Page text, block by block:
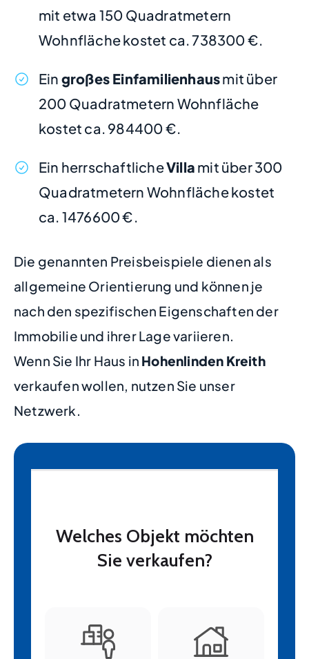
mit etwa 150 Quadratmetern
Wohnfläche kostet ca. 738300 €.
Ein großes Einfamilienhausmit über
200 Quadratmetern Wohnfläche
kostet ca. 984400 €.
Ein herrschaftlicheVilla mit über 300
Quadratmetern Wohnfläche kostet
ca. 1476600 €.
Die genannten Preisbeispiele dienen als
allgemeine Orientierung und können je
nach den spezifischen Eigenschaften der
Immobilie und ihrer Lage variieren.
Wenn Sie Ihr Haus in Hohenlinden Kreith
verkaufen wollen, nutzen Sie unser
Netzwerk.